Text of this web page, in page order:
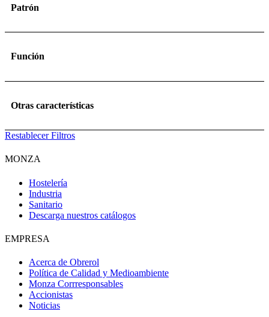
Patrón
Función
Otras características
Restablecer Filtros
MONZA
Hostelería
Industria
Sanitario
Descarga nuestros catálogos
EMPRESA
Acerca de Obrerol
Política de Calidad y Medioambiente
Monza Corrresponsables
Accionistas
Noticias